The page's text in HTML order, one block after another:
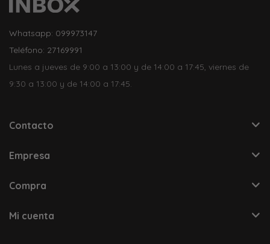
Whatsapp: 099973147
Teléfono: 27169991
Lunes a jueves de 9:00 a 13:00 y de 14:00 a 17:45, viernes de
9:30 a 13:00 y de 14:00 a 17:45.
Contacto
Empresa
Compra
Mi cuenta